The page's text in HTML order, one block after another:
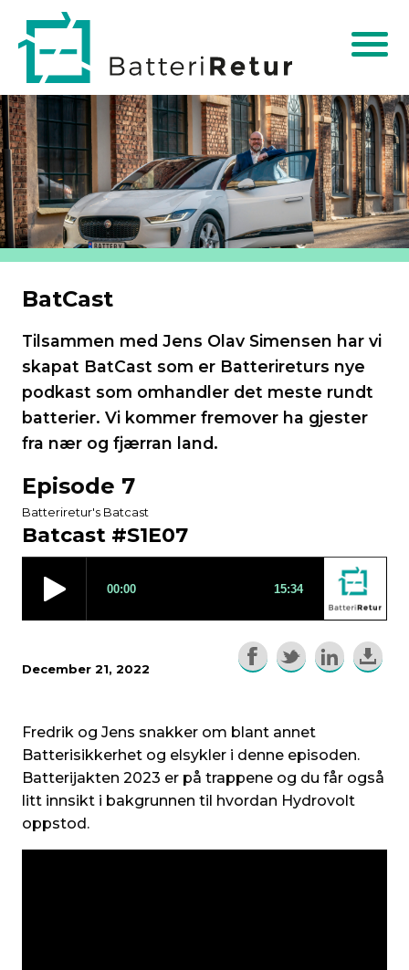
BatCast
Tilsammen med Jens Olav Simensen har vi
skapat BatCast som er Batterireturs nye
podkast som omhandler det meste rundt
batterier. Vi kommer fremover ha gjester
fra nær og fjærran land.
Episode 7
Batteriretur's Batcast
Batcast #S1E07
December 21, 2022
Fredrik og Jens snakker om blant annet
Batterisikkerhet og elsykler i denne episoden.
Batterijakten 2023 er på trappene og du får også
litt innsikt i bakgrunnen til hvordan Hydrovolt
oppstod.